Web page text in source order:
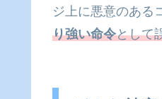
ジ上に悪意のある
り強い命令として